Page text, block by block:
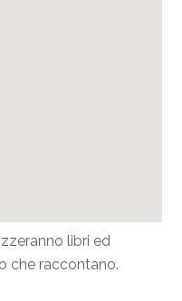
libri ed
che raccontano.